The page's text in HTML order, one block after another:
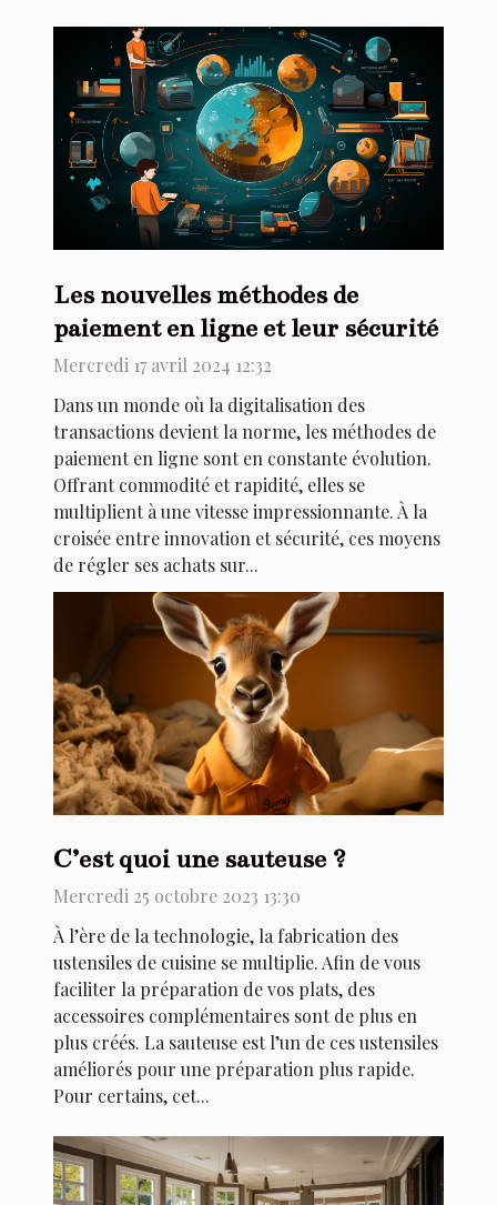
Les nouvelles méthodes de
paiement en ligne et leur sécurité
Mercredi 17 avril 2024 12:32
Dans un monde où la digitalisation des
transactions devient la norme, les méthodes de
paiement en ligne sont en constante évolution.
Offrant commodité et rapidité, elles se
multiplient à une vitesse impressionnante. À la
croisée entre innovation et sécurité, ces moyens
de régler ses achats sur...
C’est quoi une sauteuse ?
Mercredi 25 octobre 2023 13:30
À l’ère de la technologie, la fabrication des
ustensiles de cuisine se multiplie. Afin de vous
faciliter la préparation de vos plats, des
accessoires complémentaires sont de plus en
plus créés. La sauteuse est l’un de ces ustensiles
améliorés pour une préparation plus rapide.
Pour certains, cet...